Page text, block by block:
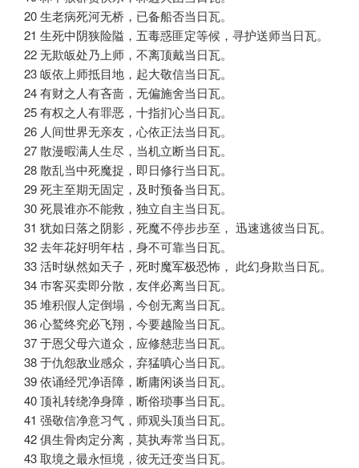
20 生老病死河无桥，已备船否当日瓦。
21 生死中阴狭险隘，五毒惑匪定等候，寻护送师当日瓦。
22 无欺皈处乃上师，不离顶戴当日瓦。
23 皈依上师抵目地，起大敬信当日瓦。
24 有财之人有吝啬，无偏施舍当日瓦。
25 有权之人有罪恶，十指扪心当日瓦。
26 人间世界无亲友，心依正法当日瓦。
27 散漫暇满人生尽，当机立断当日瓦。
28 散乱当中死魔捉，即日修行当日瓦。
29 死主至期无固定，及时预备当日瓦。
30 死晨谁亦不能救，独立自主当日瓦。
31 犹如日落之阴影，死魔不停步步至， 迅速逃彼当日瓦。
32 去年花好明年枯，身不可靠当日瓦。
33 活时纵然如天子，死时魔军极恐怖， 此幻身欺当日瓦。
34 巿客买卖即分散，友伴必离当日瓦。
35 堆积假人定倒塌，今创无离当日瓦。
36 心鹫终究必飞翔，今要越险当日瓦。
37 于恩父母六道众，应修慈悲当日瓦。
38 于仇怨敌业感众，弃猛嗔心当日瓦。
39 依诵经咒净语障，断庸闲谈当日瓦。
40 顶礼转绕净身障，断俗琐事当日瓦。
41 强敬信净意习气，师观头顶当日瓦。
42 俱生骨肉定分离，莫执寿常当日瓦。
43 取境之最永恒境，彼无迁变当日瓦。